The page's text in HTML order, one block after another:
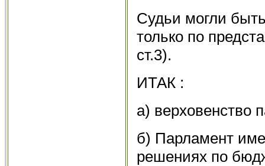
Судьи могли
только по
ст.3).
ИТАК :
а) верховенство
б) Парламент
решениях по